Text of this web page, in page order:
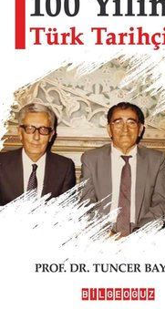
teslimdir.
Bu güzel ilimizin
Vasıflı insan gücü
İncir para
Zeytin dalında
Kestane üreticimiz ise